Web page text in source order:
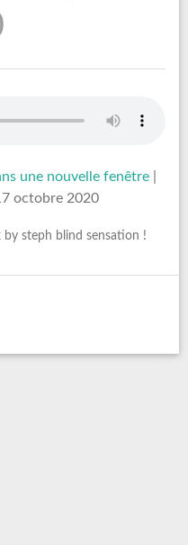
une nouvelle fenêtre
octobre 2020
by steph blind sensation !